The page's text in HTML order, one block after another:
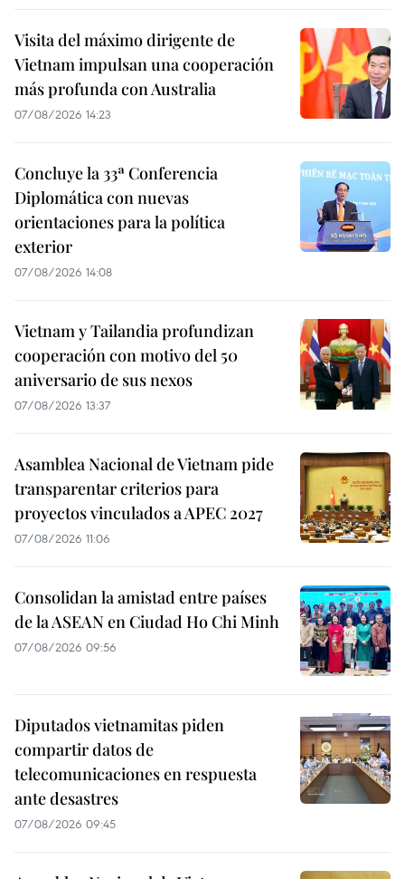
Visita del máximo dirigente de
Vietnam impulsan una cooperación
más profunda con Australia
07/08/2026 14:23
Concluye la 33ª Conferencia
Diplomática con nuevas
orientaciones para la política
exterior
07/08/2026 14:08
Vietnam y Tailandia profundizan
cooperación con motivo del 50
aniversario de sus nexos
07/08/2026 13:37
Asamblea Nacional de Vietnam pide
transparentar criterios para
proyectos vinculados a APEC 2027
07/08/2026 11:06
Consolidan la amistad entre países
de la ASEAN en Ciudad Ho Chi Minh
07/08/2026 09:56
Diputados vietnamitas piden
compartir datos de
telecomunicaciones en respuesta
ante desastres
07/08/2026 09:45